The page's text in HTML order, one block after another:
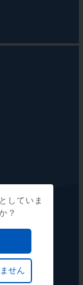
していま
？
せん